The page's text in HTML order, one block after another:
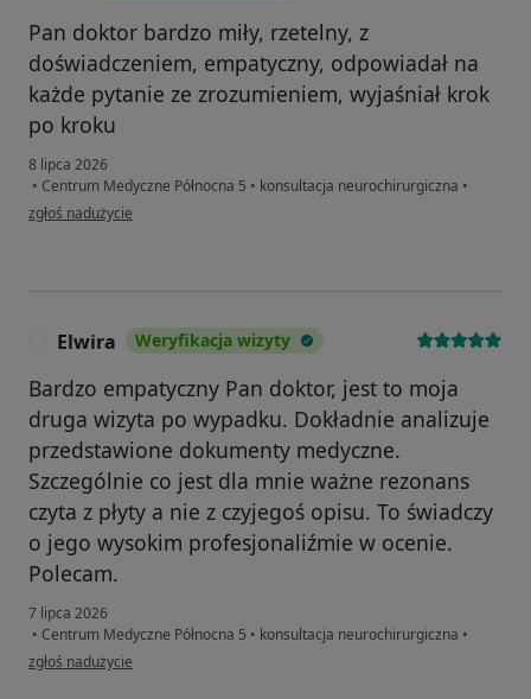
Pan doktor bardzo miły, rzetelny, z
doświadczeniem, empatyczny, odpowiadał na
każde pytanie ze zrozumieniem, wyjaśniał krok
po kroku
8 lipca 2026
• Centrum Medyczne Północna 5 • konsultacja neurochirurgiczna •
w opinii użytkownika MT
zgłoś nadużycie
Elwira Weryfikacja wizyty
Bardzo empatyczny Pan doktor, jest to moja
druga wizyta po wypadku. Dokładnie analizuje
przedstawione dokumenty medyczne.
Szczególnie co jest dla mnie ważne rezonans
czyta z płyty a nie z czyjegoś opisu. To świadczy
o jego wysokim profesjonaliźmie w ocenie.
Polecam.
7 lipca 2026
• Centrum Medyczne Północna 5 • konsultacja neurochirurgiczna •
w opinii użytkownika Elwira
zgłoś nadużycie